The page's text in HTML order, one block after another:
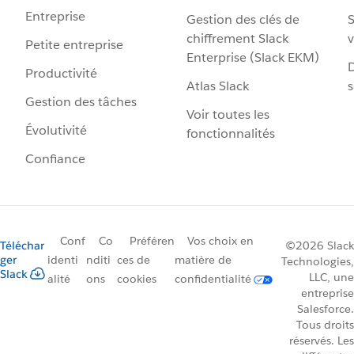
Entreprise
Petite entreprise
Productivité
Gestion des tâches
Évolutivité
Confiance
Gestion des clés de
chiffrement Slack
Enterprise (Slack EKM)
Atlas Slack
Voir toutes les
fonctionnalités
Téléchar
ger
Slack
Conf
identi
alité
Co
nditi
ons
Préféren
ces de
cookies
Vos choix en
matière de
confidentialité
©2026 Slack
Technologies,
LLC, une
entreprise
Salesforce.
Tous droits
réservés. Les